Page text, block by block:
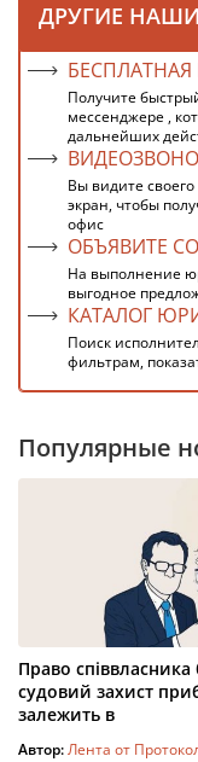
ДРУГИЕ
Получите
мессенджере ,
дальнейших
Вы видите
экран, чтобы
офис
ОБЪЯВИТЕ
На выполнение
выгодное
КАТАЛОГ
Поиск
фильтрам,
Популярные
Право
судовий захист
залежить в
Автор:Лента от